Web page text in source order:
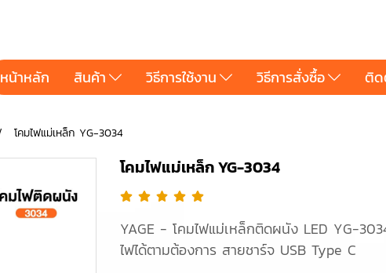
หน้าหลัก สินค้า วิธีการใช้งาน วิธีการสั่งซื้อ ติด
โคมไฟแม่เหล็ก YG-3034
โคมไฟแม่เหล็ก YG-3034
YAGE - โคมไฟแม่เหล็กติดผนัง LED YG-
ไฟได้ตามต้องการ สายชาร์จ USB Type C